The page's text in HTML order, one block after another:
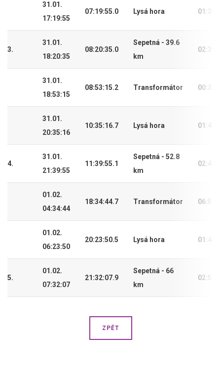
31.01.
17:19:55
07:19:55.0 Lysá hora
3.
31.01.
18:20:35
08:20:35.0
Sepetná - 39.6
km
31.01.
18:53:15
08:53:15.2 Transformátor
31.01.
20:35:16
10:35:16.7 Lysá hora
4.
31.01.
21:39:55
11:39:55.1
Sepetná - 52.8
km
01.02.
04:34:44
18:34:44.7 Transformátor
01.02.
06:23:50
20:23:50.5 Lysá hora
5.
01.02.
07:32:07
21:32:07.9
Sepetná - 66
km
ZPĚT